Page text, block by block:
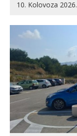
10. Kolovoza 2026.